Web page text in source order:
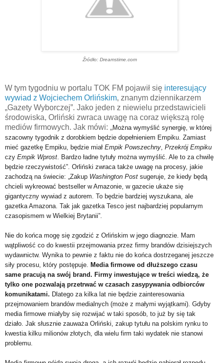
Źródło: Dreamstime.com
W tym tygodniu w portalu TOK FM pojawił się interesujący
wywiad z Wojciechem Orlińskim, znanym dziennikarzem
„Gazety Wyborczej”. Jako jeden z niewielu przedstawicieli
środowiska, Orliński zwraca uwagę na coraz większą rolę
mediów firmowych. Jak mówi: „Można wymyślić synergię, w której
szacowny tygodnik z dorobkiem będzie dopełnieniem Empiku. Zamiast
mieć gazetkę Empiku, będzie miał Empik Powszechny, Przekrój Empiku
czy Empik Wprost. Bardzo ładne tytuły można wymyślić. Ale to za chwilę
będzie rzeczywistość”. Orliński zwraca także uwagę na procesy, jakie
zachodzą na świecie: „Zakup Washington Post sugeruje, że kiedy będą
chcieli wykreować bestseller w Amazonie, w gazecie ukaże się
gigantyczny wywiad z autorem. To będzie bardziej wyszukana, ale
gazetka Amazona. Tak jak gazetka Tesco jest najbardziej popularnym
czasopismem w Wielkiej Brytanii”.
Nie do końca mogę się zgodzić z Orlińskim w jego diagnozie. Mam
wątpliwość co do kwestii przejmowania przez firmy brandów dzisiejszych
wydawnictw. Wynika to pewnie z faktu nie do końca dostrzeganej jeszcze
siły procesu, który postępuje. Media firmowe od dłuższego czasu
same pracują na swój brand. Firmy inwestujące w treści wiedzą, że
tylko one pozwalają przetrwać w czasach zasypywania odbiorców
komunikatami. Dlatego za kilka lat nie będzie zainteresowania
przejmowaniem brandów medialnych (może z małymi wyjątkami). Gdyby
media firmowe miałyby się rozwijać w taki sposób, to już by się tak
działo. Jak słusznie zauważa Orliński, zakup tytułu na polskim rynku to
kwestia kilku milionów złotych, dla wielu firm taki wydatek nie stanowi
problemu.